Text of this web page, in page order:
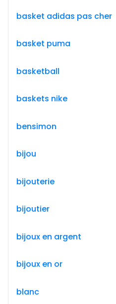
basket adidas pas cher
basket puma
basketball
baskets nike
bensimon
bijou
bijouterie
bijoutier
bijoux en argent
bijoux en or
blanc